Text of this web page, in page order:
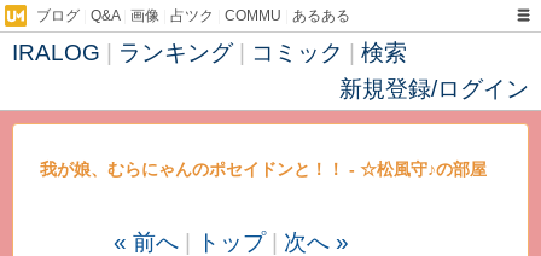
ブログ Q&A| 画像 占ツク COMMU あるある
IRALOG ランキング コミック
検索
新規登録/ログイン
我が娘、むらにゃんのポセイドンと！！ - ☆松風守♪の部屋
« 前へ トップ 次へ »